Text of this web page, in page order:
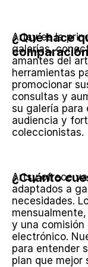
¿Qué hace
Artsy es la
galerías,
amantes del
herramientas
promocionar
consultas y
su galería para
audiencia y
coleccionistas.
¿Cuánto
Artsy ofrece
adaptados a
necesidades.
y una
electrónico.
para entender
plan que mejor